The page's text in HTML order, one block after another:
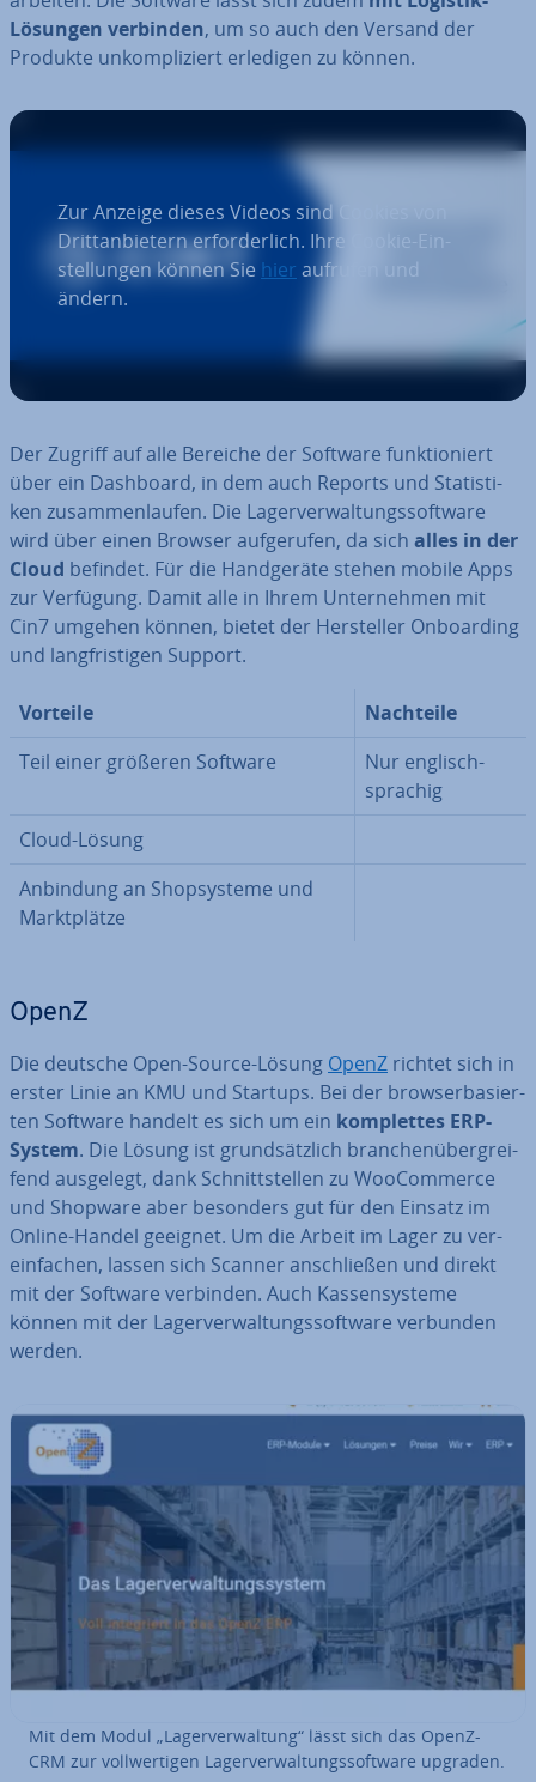
Lösungen verbinden, um so auch den Versand der
Produkte un­kom­pli­ziert erledigen zu können.
Zur Anzeige dieses Videos sind Cookies von
Dritt­an­bie­tern er­for­der­lich. Ihre Cookie-Ein­
stel­lun­gen können Sie hier aufrufen und
ändern.
Der Zugriff auf alle Bereiche der Software funk­tio­niert
über ein Dashboard, in dem auch Reports und Sta­tis­ti­
ken zu­sam­men­lau­fen. Die La­ger­ver­wal­tungs­soft­ware
wird über einen Browser auf­ge­ru­fen, da sich alles in der
Cloud befindet. Für die Hand­ge­rä­te stehen mobile Apps
zur Verfügung. Damit alle in Ihrem Un­ter­neh­men mit
Cin7 umgehen können, bietet der Her­stel­ler On­boar­ding
und lang­fris­ti­gen Support.
Vorteile
Nachteile
Teil einer größeren Software
Nur eng­lisch­
spra­chig
Cloud-Lösung
Anbindung an Shop­sys­te­me und
Markt­plät­ze
OpenZ
Die deutsche Open-Source-Lösung OpenZ richtet sich in
erster Linie an KMU und Startups. Bei der brow­ser­ba­sier­
ten Software handelt es sich um ein kom­plet­tes ERP-
System. Die Lösung ist grund­sätz­lich bran­chen­über­grei­
fend ausgelegt, dank Schnitt­stel­len zu Woo­Com­mer­ce
und Shopware aber besonders gut für den Einsatz im
Online-Handel geeignet. Um die Arbeit im Lager zu ver­
ein­fa­chen, lassen sich Scanner an­schlie­ßen und direkt
mit der Software verbinden. Auch Kas­sen­sys­te­me
können mit der La­ger­ver­wal­tungs­soft­ware verbunden
werden.
Mit dem Modul „La­ger­ver­wal­tung“ lässt sich das OpenZ-
CRM zur voll­wer­ti­gen La­ger­ver­wal­tungs­soft­ware upgraden.